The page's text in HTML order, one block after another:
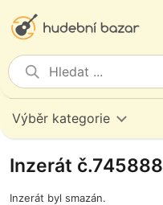
Výběr kategorie
Inzerát č.745888
Inzerát byl smazán.